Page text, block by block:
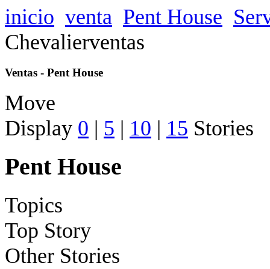
inicio venta Pent House
Chevalierventas
Ventas - Pent House
Move
Display 0 | 5 | 10 | 15 Stories
Pent House
Topics
Top Story
Other Stories